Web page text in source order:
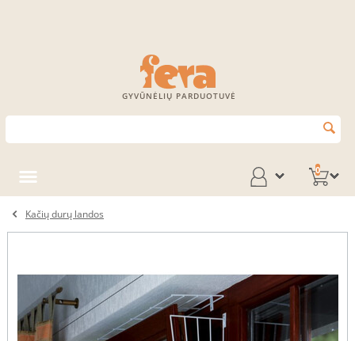
GYVŪNĖLIŲ PARDUOTUVĖ
0
Kačių durų landos